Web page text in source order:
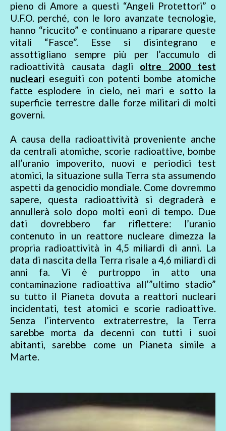
pieno di Amore a questi “Angeli Protettori” o
U.F.O. perché, con le loro avanzate tecnologie,
hanno “ricucito” e continuano a riparare queste
vitali “Fasce”. Esse si disintegrano e
assottigliano sempre più per l’accumulo di
radioattività causata dagli oltre 2000 test
nucleari eseguiti con potenti bombe atomiche
fatte esplodere in cielo, nei mari e sotto la
superficie terrestre dalle forze militari di molti
governi.
A causa della radioattività proveniente anche
da centrali atomiche, scorie radioattive, bombe
all’uranio impoverito, nuovi e periodici test
atomici, la situazione sulla Terra sta assumendo
aspetti da genocidio mondiale. Come dovremmo
sapere, questa radioattività si degraderà e
annullerà solo dopo molti eoni di tempo. Due
dati dovrebbero far riflettere: l’uranio
contenuto in un reattore nucleare dimezza la
propria radioattività in 4,5 miliardi di anni. La
data di nascita della Terra risale a 4,6 miliardi di
anni fa. Vi è purtroppo in atto una
contaminazione radioattiva all’”ultimo stadio”
su tutto il Pianeta dovuta a reattori nucleari
incidentati, test atomici e scorie radioattive.
Senza l’intervento extraterrestre, la Terra
sarebbe morta da decenni con tutti i suoi
abitanti, sarebbe come un Pianeta simile a
Marte.